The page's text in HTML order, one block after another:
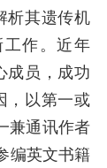
析其遗传机
作。近年
成员，成功
，以第一或
兼通讯作者
编英文书籍